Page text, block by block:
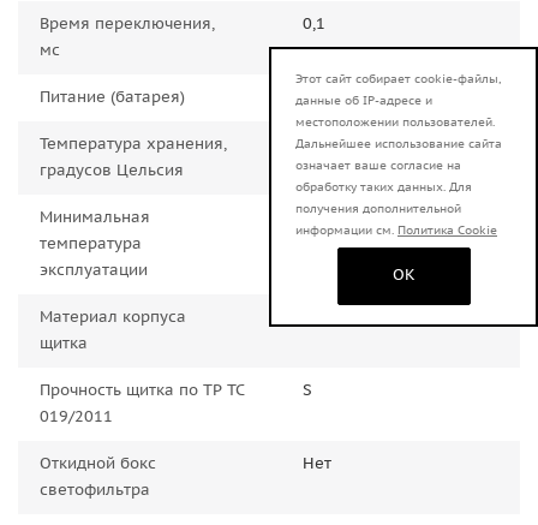
Время переключения,
мс
0,1
Питание (батарея) солнечная и CR2450
Температура хранения,
градусов Цельсия
от -10° до +55°С
Минимальная
температура
эксплуатации
- 5 градусов Цельсия
Материал корпуса
щитка
Прочность щитка по ТР ТС
019/2011
S
Откидной бокс
светофильтра
Нет
Этот сайт собирает cookie-файлы,
данные об IP-адресе и
местоположении пользователей.
Дальнейшее использование сайта
означает ваше согласие на
обработку таких данных. Для
получения дополнительной
информации см. Политика Cookie
OK